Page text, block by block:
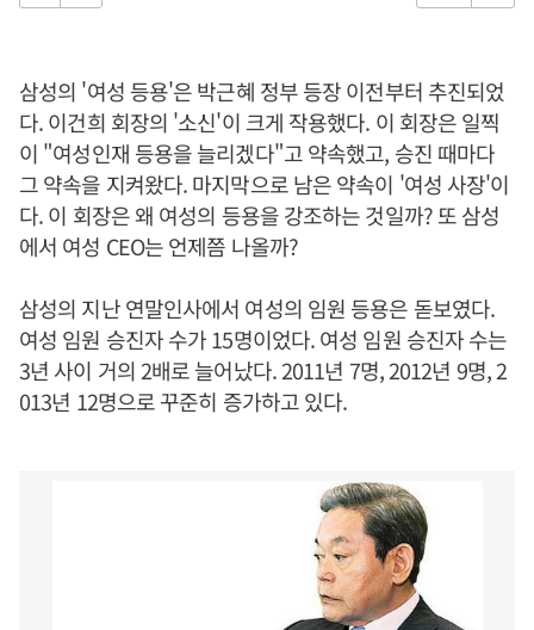
삼성의 '여성 등용'은 박근혜 정부 등장 이전부터 추진되었
다. 이건희 회장의 '소신'이 크게 작용했다. 이 회장은 일찍
이 "여성인재 등용을 늘리겠다"고 약속했고, 승진 때마다
그 약속을 지켜왔다. 마지막으로 남은 약속이 '여성 사장'이
다. 이 회장은 왜 여성의 등용을 강조하는 것일까? 또 삼성
에서 여성 CEO는 언제쯤 나올까?
삼성의 지난 연말인사에서 여성의 임원 등용은 돋보였다.
여성 임원 승진자 수가 15명이었다. 여성 임원 승진자 수는
3년 사이 거의 2배로 늘어났다. 2011년 7명, 2012년 9명, 2
013년 12명으로 꾸준히 증가하고 있다.